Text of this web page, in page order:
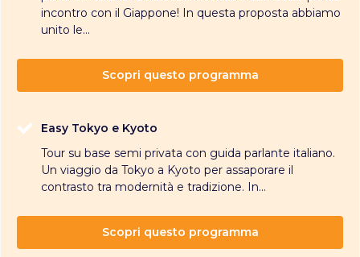
incontro con il Giappone! In questa proposta abbiamo
unito le...
Scopri questo programma
Easy Tokyo e Kyoto
Tour su base semi privata con guida parlante italiano.
Un viaggio da Tokyo a Kyoto per assaporare il
contrasto tra modernità e tradizione. In...
Scopri questo programma